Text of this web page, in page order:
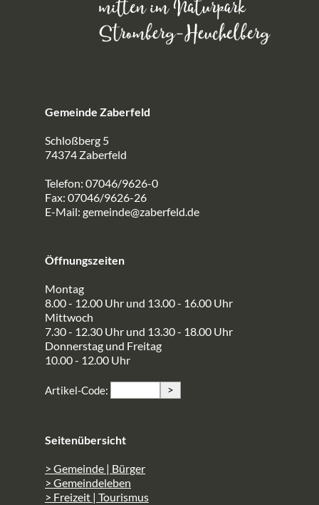
Gemeinde Zaberfeld
Schloßberg 5
74374 Zaberfeld
Telefon: 07046/9626-0
Fax: 07046/9626-26
E-Mail: gemeinde@zaberfeld.de
Öffnungszeiten
Montag
8.00 - 12.00 Uhr und 13.00 - 16.00 Uhr
Mittwoch
7.30 - 12.30 Uhr und 13.30 - 18.00 Uhr
Donnerstag und Freitag
10.00 - 12.00 Uhr
Artikel-Code: >
Seitenübersicht
> Gemeinde | Bürger
> Gemeindeleben
> Freizeit | Tourismus